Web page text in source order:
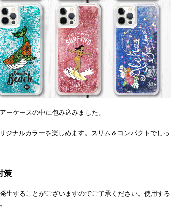
ーケースの中に包み込みました。
ジナルカラーを楽しめます。スリム＆コンパクトでしっ
策
生することがございますのでご了承ください。使用する